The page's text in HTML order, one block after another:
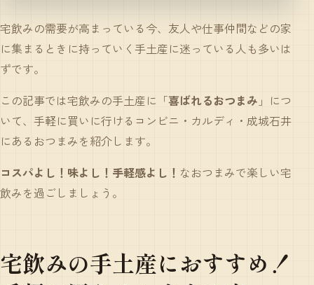
宅飲みの需要が高まっている今、友人や仕事仲間などの家
に集まるときに持っていく 手土産に迷っている人も多いは
ずです。
この記事では宅飲みの手土産に「喜ばれるおつまみ 」につ
いて、手軽に買いに行ける コンビニ ・ カルディ ・ 成城石井
にあるおつまみを紹介します。
コスパよし！味よし！手軽感よし！ なおつまみで楽しい宅
飲みを過ごしましょう。
宅飲みの手土産におすすめ！